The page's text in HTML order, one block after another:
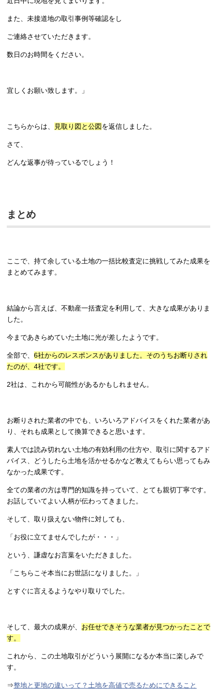
また、未接道地の取引事例等確認をし
ご連絡させていただきます。
数日のお時間をください。
宜しくお願い致します。」
こちらからは、 見取り図と公図を返信しました。
さて、
どんな返事が待っているでしょう！
まとめ
ここで、持て余している土地の一括比較査定に挑戦してみた成果を
まとめてみます。
結論から言えば、不動産一括査定を利用して、大きな成果がありま
した。
今まであきらめていた土地に光が差したようです。
全部で、 6社からのレスポンスがありました。そのうちお断りされ
たのが、4社です。
2社は、これから可能性があるかもしれません。
お断りされた業者の中でも、いろいろアドバイスをくれた業者があ
り、それも成果として換算できると思います。
素人では読み切れない土地の有効利用の仕方や、取引に関するアド
バイス、どうしたら土地を活かせるかなど教えてもらい思ってもみ
なかった成果です。
全ての業者の方は専門的知識を持っていて、とても親切丁寧です。
お話していてよい人柄が伝わってきました。
そして、取り扱えない物件に対しても、
「お役に立てませんでしたが・・・」
という、謙虚なお言葉をいただきました。
「こちらこそ本当にお世話になりました。」
とすぐに言えるようなやり取りでした。
そして、最大の成果が、 お任せできそうな業者が見つかったことで
す。
これから、この土地取引がどういう展開になるか本当に楽しみで
す。
⇒整地と更地の違いって？土地を高値で売るためにできること